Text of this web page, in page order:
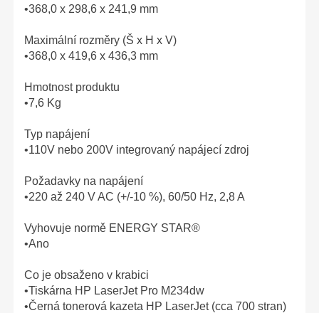
•368,0 x 298,6 x 241,9 mm
Maximální rozměry (Š x H x V)
•368,0 x 419,6 x 436,3 mm
Hmotnost produktu
•7,6 Kg
Typ napájení
•110V nebo 200V integrovaný napájecí zdroj
Požadavky na napájení
•220 až 240 V AC (+/-10 %), 60/50 Hz, 2,8 A
Vyhovuje normě ENERGY STAR®
•Ano
Co je obsaženo v krabici
•Tiskárna HP LaserJet Pro M234dw
•Černá tonerová kazeta HP LaserJet (cca 700 stran)